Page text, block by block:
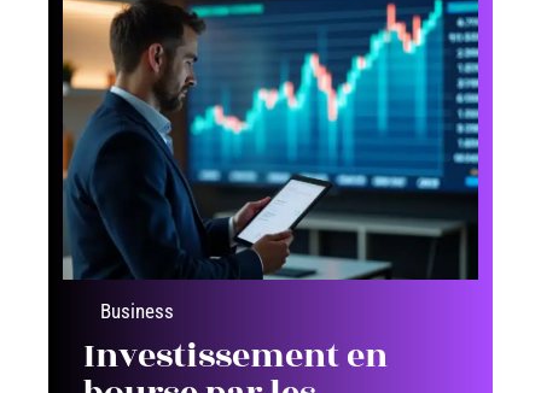
Business
Investissement en